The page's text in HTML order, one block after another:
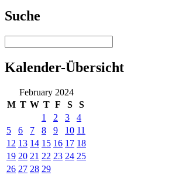
Suche
Kalender-Übersicht
February 2024
M T W T F S
S
1
2 3
4
5
6 7 8 9 10 11
12 13 14 15 16 17 18
19 20 21 22 23 24 25
26 27 28 29